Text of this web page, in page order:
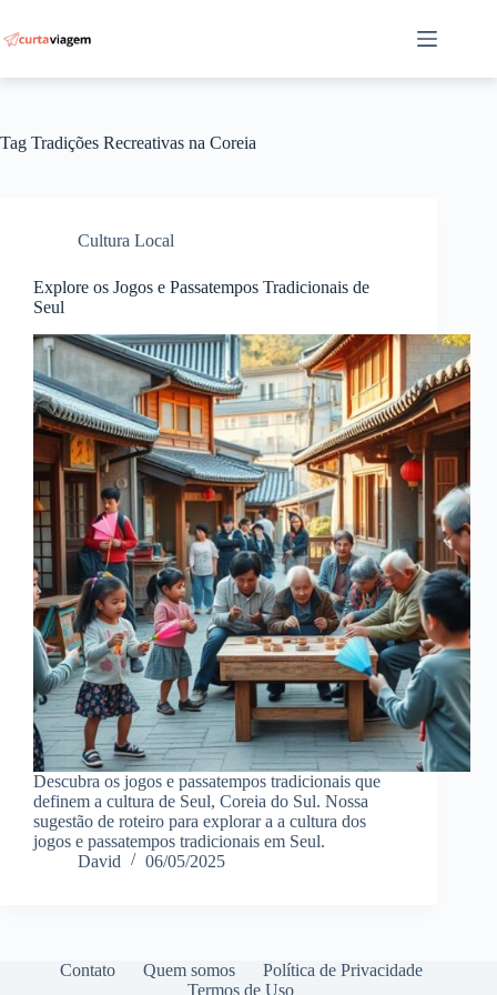
para
o
Tag Tradições Recreativas na Coreia
Cultura Local
Explore os Jogos e Passatempos Tradicionais de
Seul
Descubra os jogos e passatempos tradicionais que
definem a cultura de Seul, Coreia do Sul. Nossa
sugestão de roteiro para explorar a a cultura dos
jogos e passatempos tradicionais em Seul.
David
06/05/2025
Contato Quem somos
Política de Privacidade
Termos de Uso